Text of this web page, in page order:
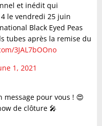
et inédit qui
le vendredi 25 juin
Black Eyed Peas
tubes après la remise du
3JAL7bOOno
1, 2021
message pour vous ! 😍
de clôture 🎤